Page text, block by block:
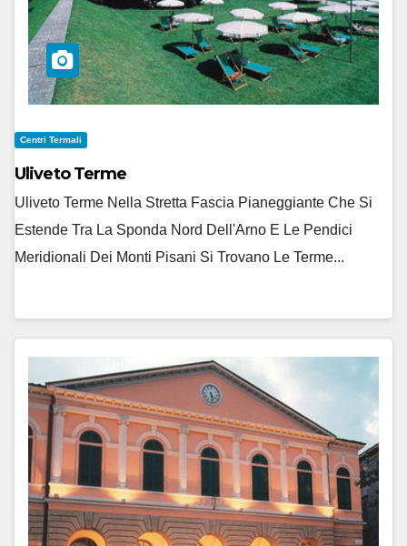
Centri Termali
Uliveto Terme
Uliveto Terme Nella Stretta Fascia Pianeggiante Che Si
Estende Tra La Sponda Nord Dell'Arno E Le Pendici
Meridionali Dei Monti Pisani Si Trovano Le Terme...